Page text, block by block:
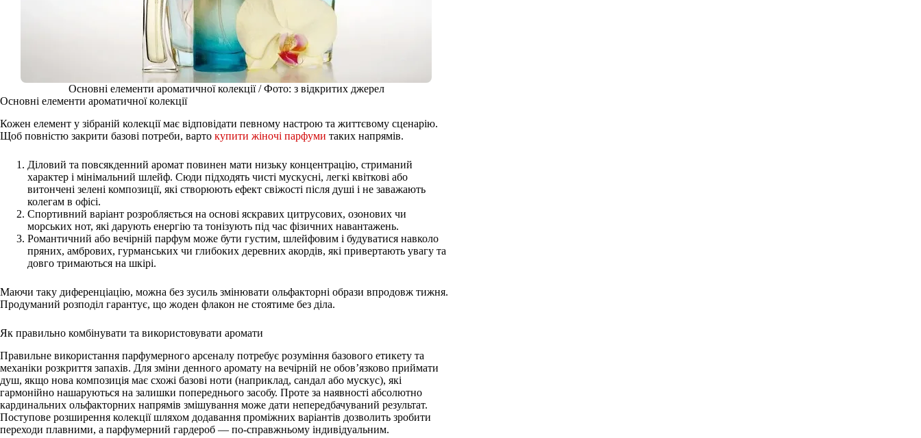
Основні елементи ароматичної колекції / Фото: з відкритих джерел
Основні елементи ароматичної колекції
Кожен елемент у зібраній колекції має відповідати певному настрою та життєвому сценарію.
Щоб повністю закрити базові потреби, варто купити жіночі парфуми таких напрямів.
Діловий та повсякденний аромат повинен мати низьку концентрацію, стриманий
характер і мінімальний шлейф. Сюди підходять чисті мускусні, легкі квіткові або
витончені зелені композиції, які створюють ефект свіжості після душі і не заважають
колегам в офісі.
Спортивний варіант розробляється на основі яскравих цитрусових, озонових чи
морських нот, які дарують енергію та тонізують під час фізичних навантажень.
Романтичний або вечірній парфум може бути густим, шлейфовим і будуватися навколо
пряних, амбрових, гурманських чи глибоких деревних акордів, які привертають увагу та
довго тримаються на шкірі.
Маючи таку диференціацію, можна без зусиль змінювати ольфакторні образи впродовж тижня.
Продуманий розподіл гарантує, що жоден флакон не стоятиме без діла.
Як правильно комбінувати та використовувати аромати
Правильне використання парфумерного арсеналу потребує розуміння базового етикету та
механіки розкриття запахів. Для зміни денного аромату на вечірній не обов’язково приймати
душ, якщо нова композиція має схожі базові ноти (наприклад, сандал або мускус), які
гармонійно нашаруються на залишки попереднього засобу. Проте за наявності абсолютно
кардинальних ольфакторних напрямів змішування може дати непередбачуваний результат.
Поступове розширення колекції шляхом додавання проміжних варіантів дозволить зробити
переходи плавними, а парфумерний гардероб — по-справжньому індивідуальним.